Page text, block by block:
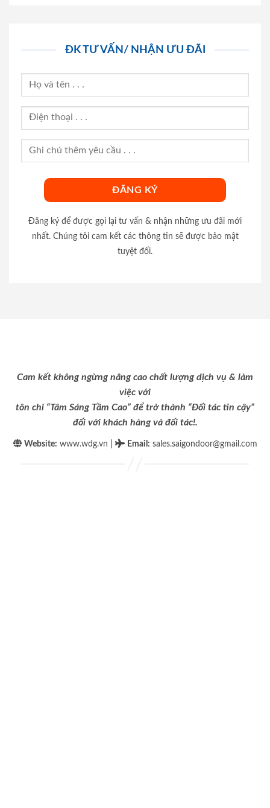
ĐK TƯ VẤN/ NHẬN ƯU ĐÃI
Đăng ký để được gọi lại tư vấn & nhận những ưu đãi mới
nhất. Chúng tôi cam kết các thông tin sẽ được bảo mật
tuyệt đối.
Cam kết không ngừng nâng cao chất lượng dịch vụ & làm
việc với
tôn chỉ “Tâm Sáng Tầm Cao” để trở thành “Đối tác tin cậy”
đối với khách hàng và đối tác!.
Website: www.wdg.vn Email : sales.saigondoor@gmail.com